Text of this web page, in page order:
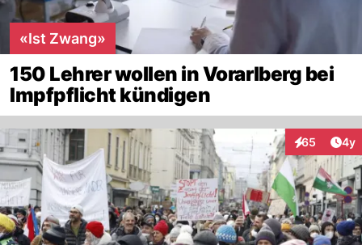
«Ist Zwang»
150 Lehrer wollen in Vorarlberg bei
Impfpflicht kündigen
65
Interaktionen
4y